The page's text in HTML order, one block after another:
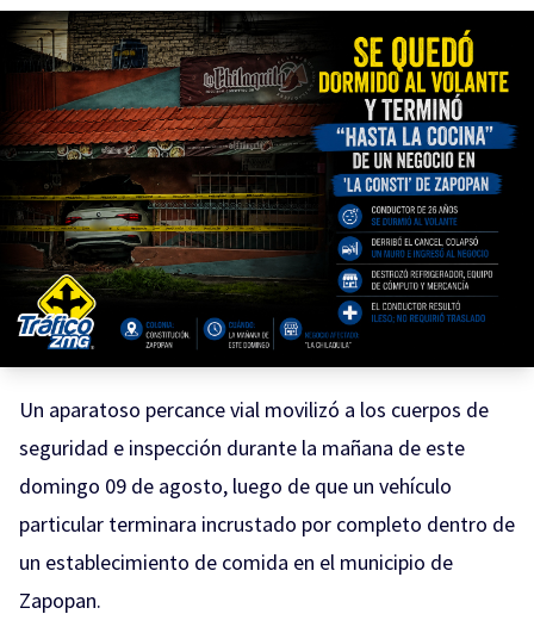
Un aparatoso percance vial movilizó a los cuerpos de
seguridad e inspección durante la mañana de este
domingo 09 de agosto, luego de que un vehículo
particular terminara incrustado por completo dentro de
un establecimiento de comida en el municipio de
Zapopan.